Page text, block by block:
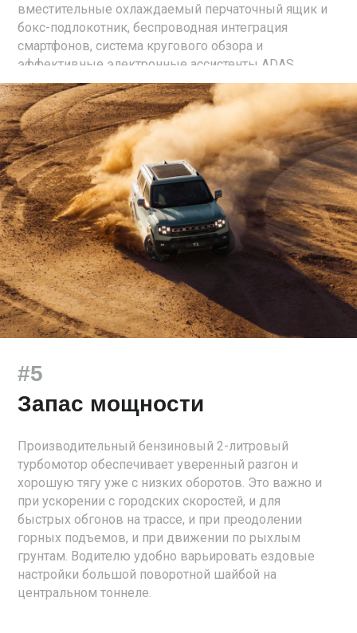
вместительные охлаждаемый перчаточный ящик и
бокс-подлокотник, беспроводная интеграция
смартфонов, система кругового обзора и
эффективные электронные ассистенты ADAS.
#5
Запас мощности
Производительный бензиновый 2-литровый
турбомотор обеспечивает уверенный разгон и
хорошую тягу уже с низких оборотов. Это важно и
при ускорении с городских скоростей, и для
быстрых обгонов на трассе, и при преодолении
горных подъемов, и при движении по рыхлым
грунтам. Водителю удобно варьировать ездовые
настройки большой поворотной шайбой на
центральном тоннеле.